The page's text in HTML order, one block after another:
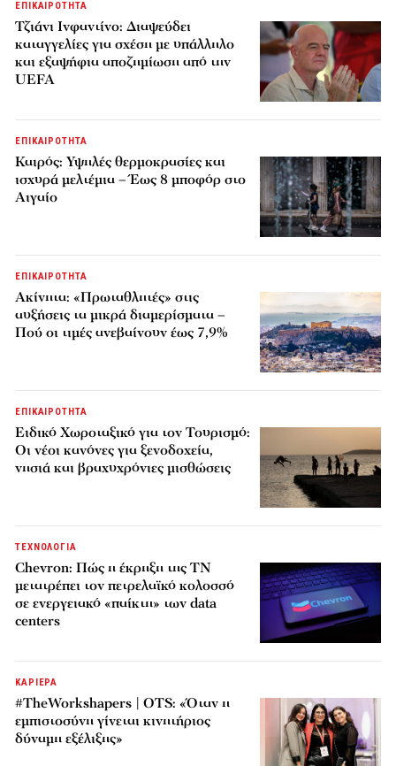
ΕΠΙΚΑΙΡΟΤΗΤΑ
Τζιάνι Ινφαντίνο: Διαψεύδει
καταγγελίες για σχέση με υπάλληλο
και εξαψήφια αποζημίωση από την
UEFA
ΕΠΙΚΑΙΡΟΤΗΤΑ
Καιρός: Υψηλές θερμοκρασίες και
ισχυρά μελτέμια – Έως 8 μποφόρ στο
Αιγαίο
ΕΠΙΚΑΙΡΟΤΗΤΑ
Ακίνητα: «Πρωταθλητές» στις
αυξήσεις τα μικρά διαμερίσματα –
Πού οι τιμές ανεβαίνουν έως 7,9%
ΕΠΙΚΑΙΡΟΤΗΤΑ
Ειδικό Χωροταξικό για τον Τουρισμό:
Οι νέοι κανόνες για ξενοδοχεία,
νησιά και βραχυχρόνιες μισθώσεις
ΤΕΧΝΟΛΟΓΙΑ
Chevron: Πώς η έκρηξη της ΤΝ
μετατρέπει τον πετρελαϊκό κολοσσό
σε ενεργειακό «παίκτη» των data
centers
ΚΑΡΙΕΡΑ
#TheWorkshapers | OTS: «Όταν η
εμπιστοσύνη γίνεται κινητήριος
δύναμη εξέλιξης»